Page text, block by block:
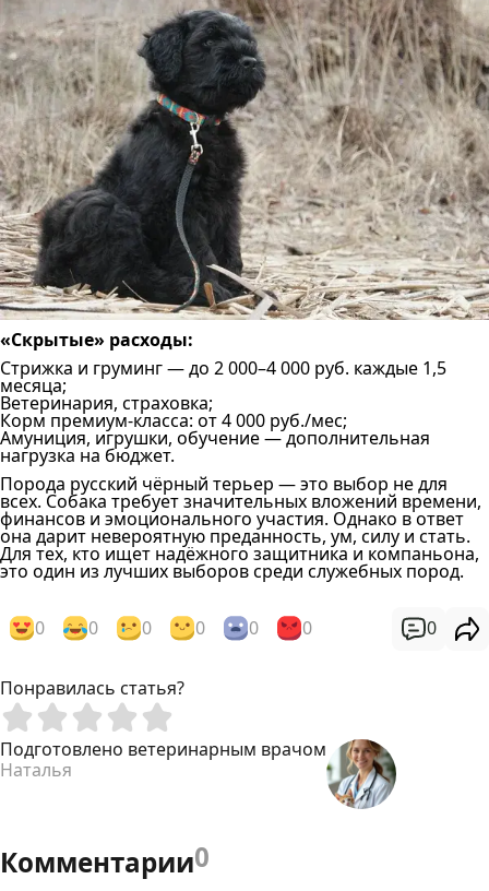
«Скрытые» расходы:
Стрижка и груминг — до 2 000–4 000 руб. каждые 1,5
месяца;
Ветеринария, страховка;
Корм премиум-класса: от 4 000 руб./мес;
Амуниция, игрушки, обучение — дополнительная
нагрузка на бюджет.
Порода русский чёрный терьер — это выбор не для
всех. Собака требует значительных вложений времени,
финансов и эмоционального участия. Однако в ответ
она дарит невероятную преданность, ум, силу и стать.
Для тех, кто ищет надёжного защитника и компаньона,
это один из лучших выборов среди служебных пород.
0 0 0 0 0 0 0
Понравилась статья?
Подготовлено ветеринарным врачом
Наталья
Комментарии0